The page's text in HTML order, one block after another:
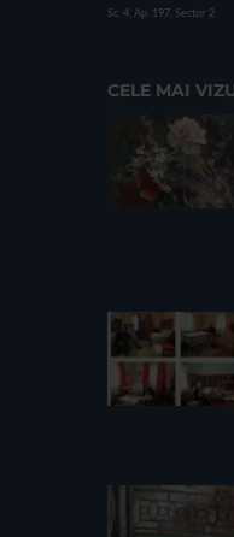
Sc. 4, Ap. 197, Sector 2
CELE MAI